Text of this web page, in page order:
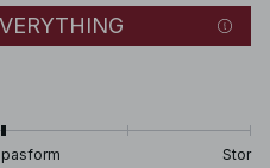
Stor